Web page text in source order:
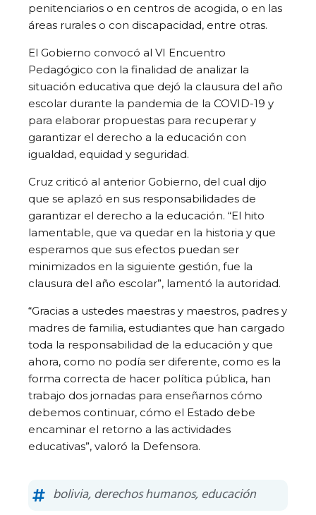
penitenciarios o en centros de acogida, o en las
áreas rurales o con discapacidad, entre otras.
El Gobierno convocó al VI Encuentro
Pedagógico con la finalidad de analizar la
situación educativa que dejó la clausura del año
escolar durante la pandemia de la COVID-19 y
para elaborar propuestas para recuperar y
garantizar el derecho a la educación con
igualdad, equidad y seguridad.
Cruz criticó al anterior Gobierno, del cual dijo
que se aplazó en sus responsabilidades de
garantizar el derecho a la educación. “El hito
lamentable, que va quedar en la historia y que
esperamos que sus efectos puedan ser
minimizados en la siguiente gestión, fue la
clausura del año escolar”, lamentó la autoridad.
“Gracias a ustedes maestras y maestros, padres y
madres de familia, estudiantes que han cargado
toda la responsabilidad de la educación y que
ahora, como no podía ser diferente, como es la
forma correcta de hacer política pública, han
trabajo dos jornadas para enseñarnos cómo
debemos continuar, cómo el Estado debe
encaminar el retorno a las actividades
educativas”, valoró la Defensora.
bolivia,derechos humanos,educación